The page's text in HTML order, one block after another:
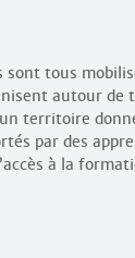
tous
autour de
territoire
par des
à la